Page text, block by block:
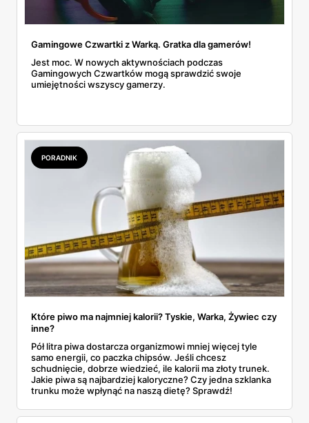
Gamingowe Czwartki z Warką. Gratka dla gamerów!
Jest moc. W nowych aktywnościach podczas
Gamingowych Czwartków mogą sprawdzić swoje
umiejętności wszyscy gamerzy.
PORADNIK
Które piwo ma najmniej kalorii? Tyskie, Warka, Żywiec czy
inne?
Pół litra piwa dostarcza organizmowi mniej więcej tyle
samo energii, co paczka chipsów. Jeśli chcesz
schudnięcie, dobrze wiedzieć, ile kalorii ma złoty trunek.
Jakie piwa są najbardziej kaloryczne? Czy jedna szklanka
trunku może wpłynąć na naszą dietę? Sprawdź!